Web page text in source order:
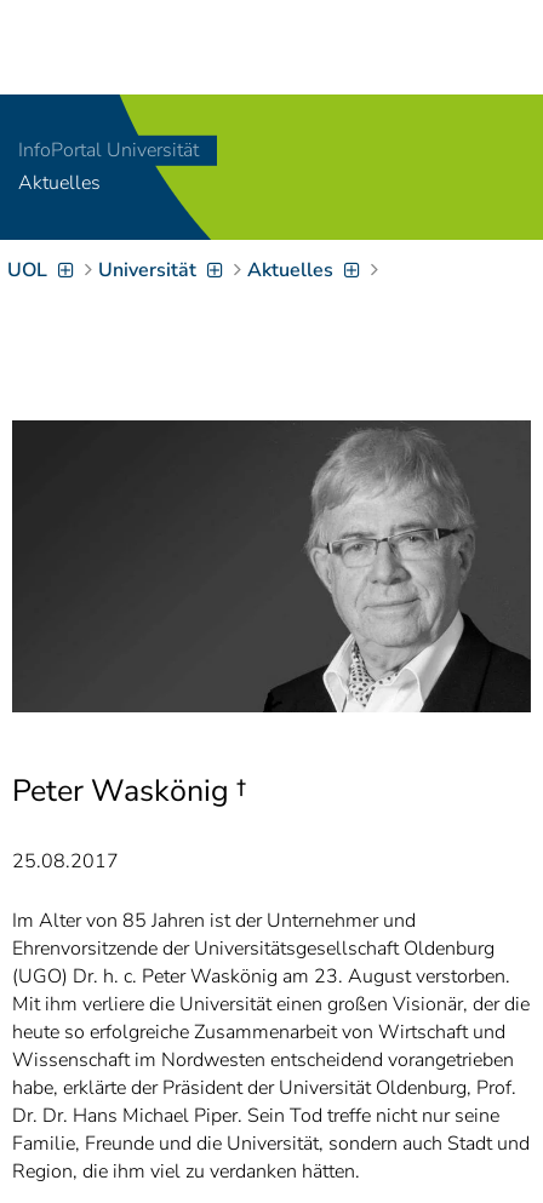
[Access-Key 8
Zum Inhalt springen
Zur Suche springen
[Access-Key 4]
Zur Hauptnavigation
Brotkrumennavigation
Access-Key
Informationen zur
InfoPortal Universität
Aktuelles
UOL Universität Aktuelles
Peter Waskönig †
25.08.2017
Im Alter von 85 Jahren ist der Unternehmer und
Ehrenvorsitzende der Universitätsgesellschaft Oldenburg
(UGO) Dr. h. c. Peter Waskönig am 23. August verstorben.
Mit ihm verliere die Universität einen großen Visionär, der die
heute so erfolgreiche Zusammenarbeit von Wirtschaft und
Wissenschaft im Nordwesten entscheidend vorangetrieben
habe, erklärte der Präsident der Universität Oldenburg, Prof.
Dr. Dr. Hans Michael Piper. Sein Tod treffe nicht nur seine
Familie, Freunde und die Universität, sondern auch Stadt und
Region, die ihm viel zu verdanken hätten.